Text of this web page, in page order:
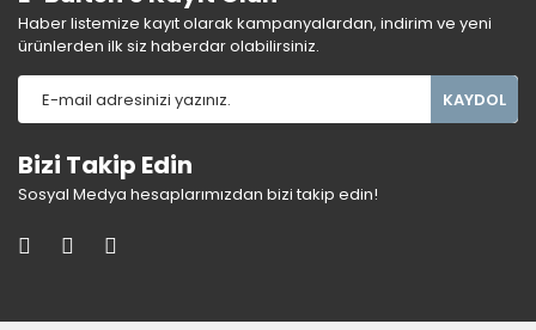
Haber listemize kayıt olarak kampanyalardan, indirim ve yeni
ürünlerden ilk siz haberdar olabilirsiniz.
KAYDOL
Bizi Takip Edin
Sosyal Medya hesaplarımızdan bizi takip edin!